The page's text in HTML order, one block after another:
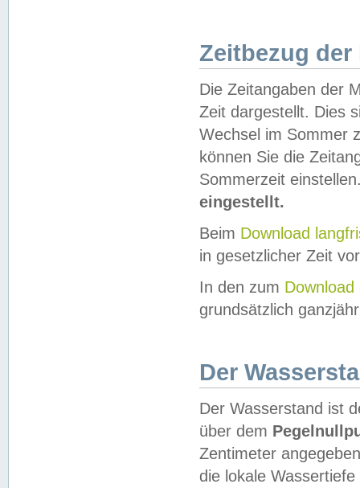
Zeitbezug der
Die Zeitangaben der
Zeit dargestellt. Dies
Wechsel im Sommer
können Sie die
Sommerzeit
eingestellt.
Beim Download
in gesetzlicher Zeit
In den zum Download
grundsätzlich
Der
Der Wasserstand ist
über dem
Zentimeter
die lokale